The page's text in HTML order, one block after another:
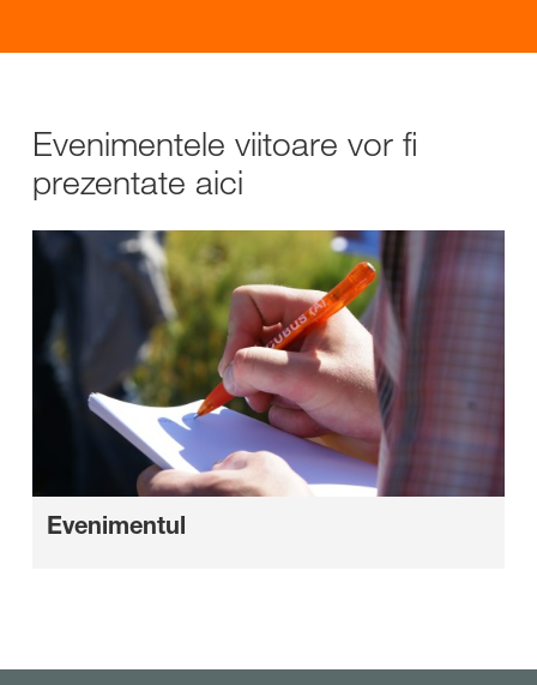
Evenimentele viitoare vor fi
prezentate aici
Evenimentul